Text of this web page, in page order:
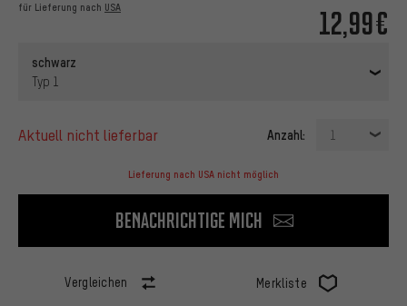
12,99€
für Lieferung nach USA
schwarz
Typ 1
aktuell nicht lieferbar Anzahl: 1
Lieferung nach USA nicht möglich
Benachrichtige mich
Vergleichen Merkliste